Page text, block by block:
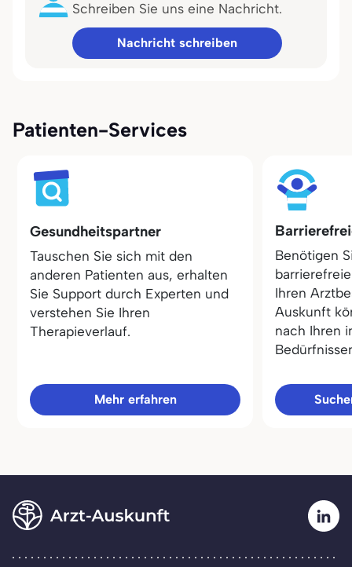
Schreiben Sie uns eine Nachricht.
Nachricht schreiben
Patienten-Services
Gesundheitspartner
Tauschen Sie sich mit den
anderen Patienten aus, erhalten
Sie Support durch Experten und
verstehen Sie Ihren
Therapieverlauf.
Mehr erfahren
Benötigen
Ihren
Auskunft
nach Ihren